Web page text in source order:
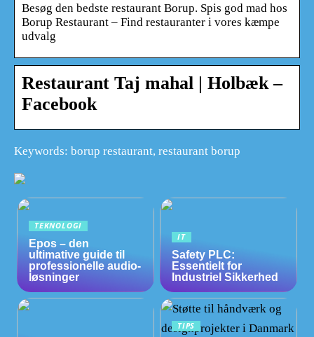
Besøg den bedste restaurant Borup. Spis god mad hos
Borup Restaurant – Find restauranter i vores kæmpe
udvalg
Restaurant Taj mahal | Holbæk –
Facebook
Keywords: borup restaurant, restaurant borup
TEKNOLOGI
Epos – den
ultimative guide til
professionelle audio-
løsninger
IT
Safety PLC:
Essentielt for
Industriel Sikkerhed
TIPS